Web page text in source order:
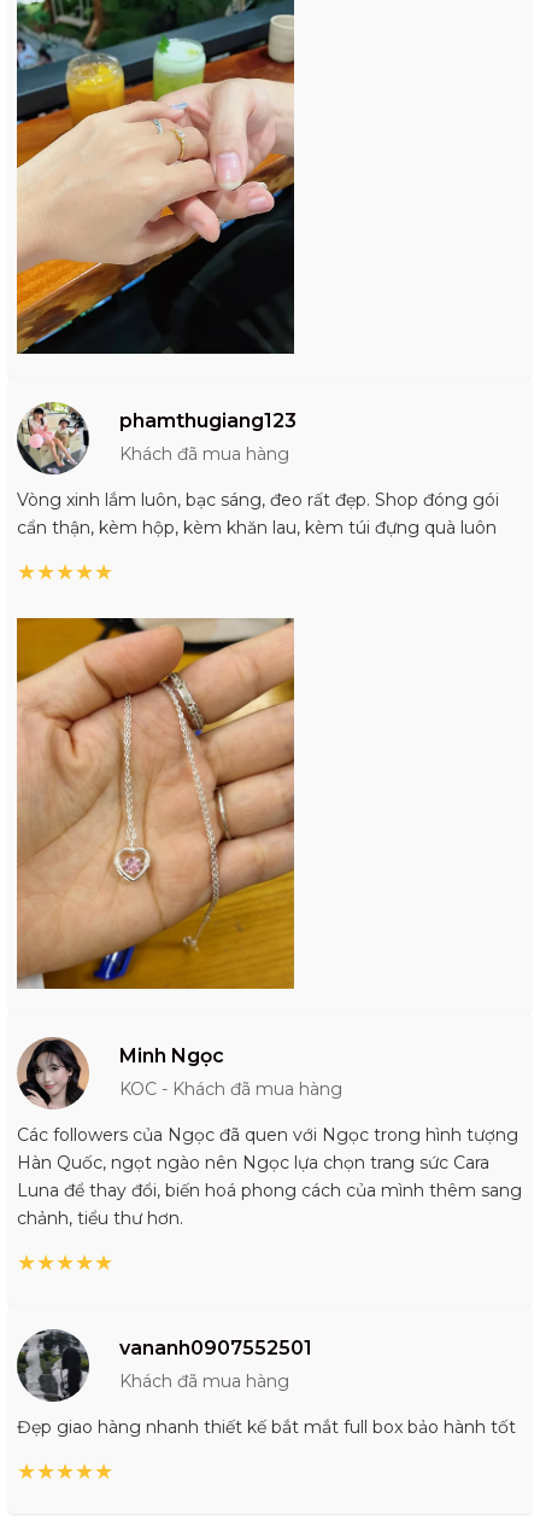
phamthugiang123
Khách đã mua hàng
Vòng xinh lắm luôn, bạc sáng, đeo rất đẹp. Shop đóng gói
cẩn thận, kèm hộp, kèm khăn lau, kèm túi đựng quà luôn
★★★★★
Minh Ngọc
KOC - Khách đã mua hàng
Các followers của Ngọc đã quen với Ngọc trong hình tượng
Hàn Quốc, ngọt ngào nên Ngọc lựa chọn trang sức Cara
Luna để thay đổi, biến hoá phong cách của mình thêm sang
chảnh, tiểu thư hơn.
★★★★★
vananh0907552501
Khách đã mua hàng
Đẹp giao hàng nhanh thiết kế bắt mắt full box bảo hành tốt
★★★★★